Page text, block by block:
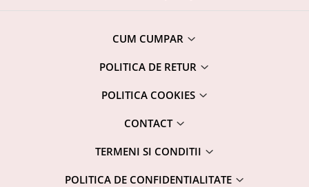
CUM CUMPAR
POLITICA DE RETUR
POLITICA COOKIES
CONTACT
TERMENI SI CONDITII
POLITICA DE CONFIDENTIALITATE